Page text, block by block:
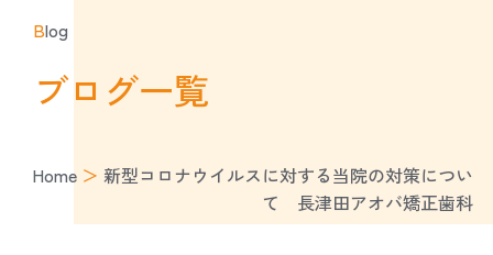
Blog
ブログ一覧
Home ＞新型コロナウイルスに対する当院の対策につい
て 長津田アオバ矯正歯科